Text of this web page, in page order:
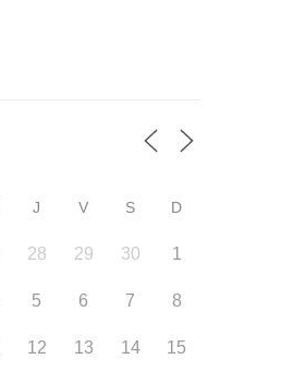
J V S D
28 29 30 1
5 6 7 8
12 13 14 15